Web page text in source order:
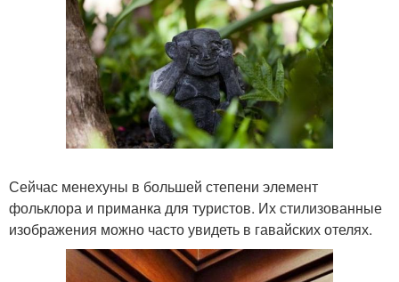
Сейчас менехуны в большей степени элемент
фольклора и приманка для туристов. Их стилизованные
изображения можно часто увидеть в гавайских отелях.